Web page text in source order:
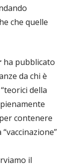
che quelle
ha pubblicato
da chi è
della
contenere
il